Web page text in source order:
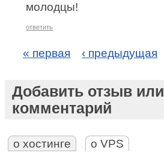
молодцы!
ответить
« первая ‹ предыдущая
Добавить отзыв или
комментарий
о хостинге
о VPS